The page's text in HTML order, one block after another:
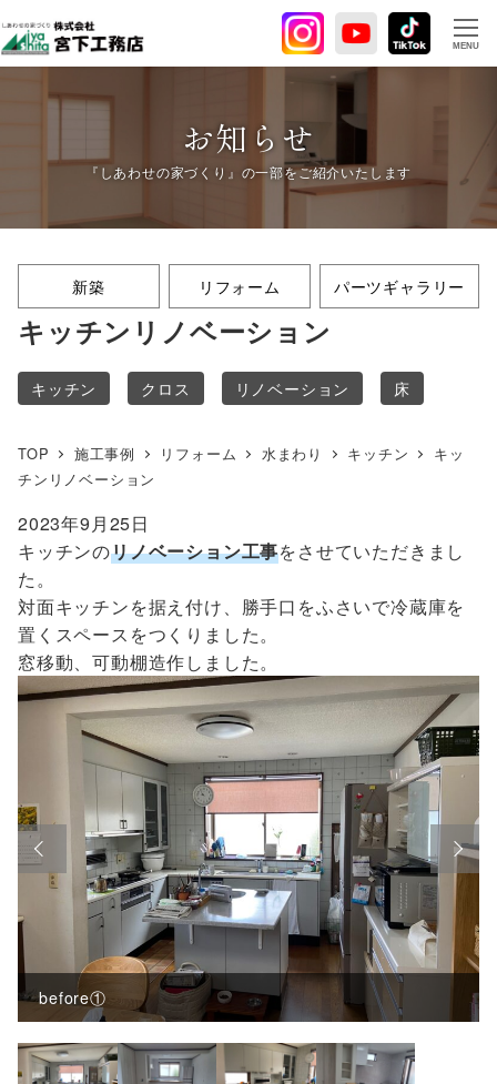
イ
ン
へ
MENU
お知らせ
新築 リフォーム パーツギャラリー
キッチンリノベーション
キッチン クロス リノベーション 床
TOP 施工事例 リフォーム 水まわり キッチン
キッ
チンリノベーション
2023年9月25日
キッチンのリノベーション工事をさせていただきまし
た。
対面キッチンを据え付け、勝手口をふさいで冷蔵庫を
置くスペースをつくりました。
窓移動、可動棚造作しました。
before①